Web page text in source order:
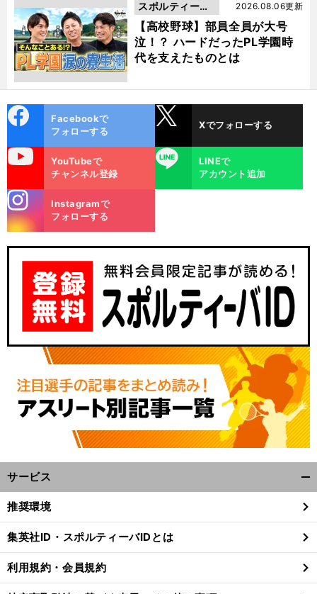
【高校野球】部員全員が大号
泣！？ ハードだったPL学園時
代を支えたものとは
2026.08.06更新
スポルティーバ
動画
ok
Facebookで
フォローする
Xでフォローする
YouTubeで
チャンネル登録
LINE
LINEで
アカウント追加
m
Instagramで
フォローする
サービス
閉
る
推奨環境
集英社ID・スポルティーバIDとは
利用規約・会員規約